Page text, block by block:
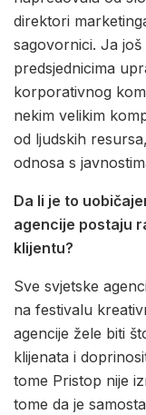
direktori
sagovornici. Ja još
predsjednicima
korporativnog
nekim velikim
od ljudskih
odnosa s
Da li je to
agencije postaju
klijentu?
Sve svjetske
na festivalu
agencije žele biti
klijenata i
tome Pristop nije
tome da je